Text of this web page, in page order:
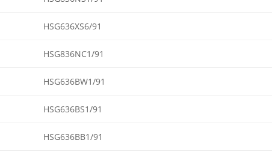
HSG636XS6/91
HSG836NC1/91
HSG636BW1/91
HSG636BS1/91
HSG636BB1/91